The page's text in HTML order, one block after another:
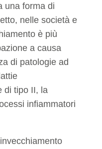
una forma di
nelle società e
è più
a causa
di patologie ad
di tipo II, la
infiammatori